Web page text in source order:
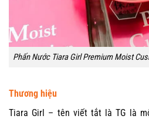
Phấn Nước Tiara Girl Premium Moist
Thương hiệu
Tiara Girl – tên viết tắt là TG là